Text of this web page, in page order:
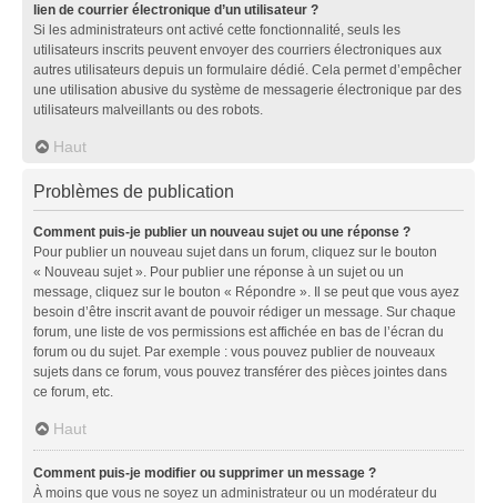
lien de courrier électronique d’un utilisateur ?
Si les administrateurs ont activé cette fonctionnalité, seuls les
utilisateurs inscrits peuvent envoyer des courriers électroniques aux
autres utilisateurs depuis un formulaire dédié. Cela permet d’empêcher
une utilisation abusive du système de messagerie électronique par des
utilisateurs malveillants ou des robots.
Haut
Problèmes de publication
Comment puis-je publier un nouveau sujet ou une réponse ?
Pour publier un nouveau sujet dans un forum, cliquez sur le bouton
« Nouveau sujet ». Pour publier une réponse à un sujet ou un
message, cliquez sur le bouton « Répondre ». Il se peut que vous ayez
besoin d’être inscrit avant de pouvoir rédiger un message. Sur chaque
forum, une liste de vos permissions est affichée en bas de l’écran du
forum ou du sujet. Par exemple : vous pouvez publier de nouveaux
sujets dans ce forum, vous pouvez transférer des pièces jointes dans
ce forum, etc.
Haut
Comment puis-je modifier ou supprimer un message ?
À moins que vous ne soyez un administrateur ou un modérateur du